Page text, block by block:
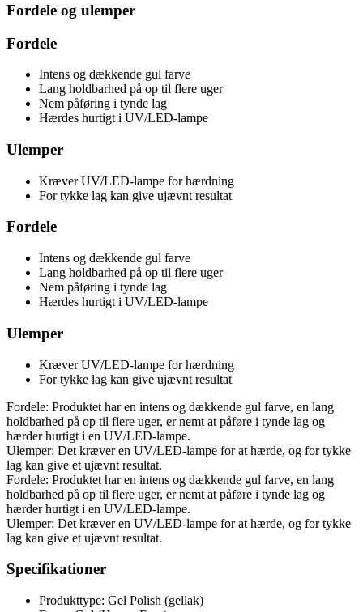
Fordele og ulemper
Fordele
Intens og dækkende gul farve
Lang holdbarhed på op til flere uger
Nem påføring i tynde lag
Hærdes hurtigt i UV/LED-lampe
Ulemper
Kræver UV/LED-lampe for hærdning
For tykke lag kan give ujævnt resultat
Fordele
Intens og dækkende gul farve
Lang holdbarhed på op til flere uger
Nem påføring i tynde lag
Hærdes hurtigt i UV/LED-lampe
Ulemper
Kræver UV/LED-lampe for hærdning
For tykke lag kan give ujævnt resultat
Fordele: Produktet har en intens og dækkende gul farve, en lang
holdbarhed på op til flere uger, er nemt at påføre i tynde lag og
hærder hurtigt i en UV/LED-lampe.
Ulemper: Det kræver en UV/LED-lampe for at hærde, og for tykke
lag kan give et ujævnt resultat.
Fordele: Produktet har en intens og dækkende gul farve, en lang
holdbarhed på op til flere uger, er nemt at påføre i tynde lag og
hærder hurtigt i en UV/LED-lampe.
Ulemper: Det kræver en UV/LED-lampe for at hærde, og for tykke
lag kan give et ujævnt resultat.
Specifikationer
Produkttype: Gel Polish (gellak)